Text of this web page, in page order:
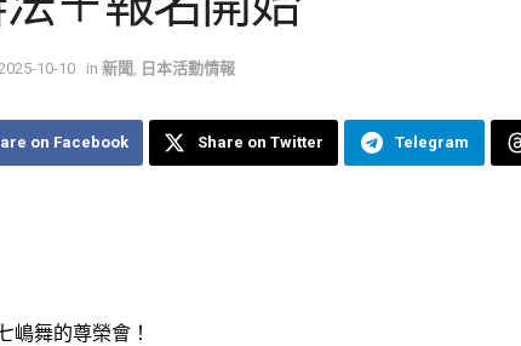
10-10 in 新聞 日本活動情報
on Facebook Share on Twitter Telegram
舞的尊榮會！